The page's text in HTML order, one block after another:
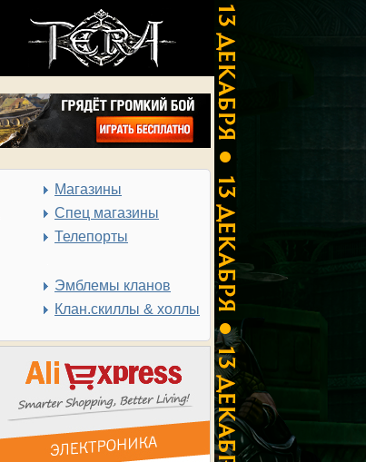
Магазины
Спец магазины
Телепорты
Эмблемы кланов
Клан.скиллы & холлы